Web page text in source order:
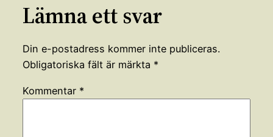
Lämna ett svar
Din e-postadress kommer inte publiceras.
Obligatoriska fält är märkta *
Kommentar *